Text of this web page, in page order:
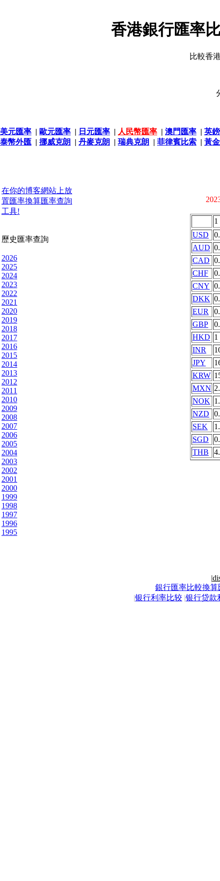
香港銀行匯率
比較香
美元匯率 | 歐元匯率 | 日元匯率 | 人民幣匯率 | 澳門匯率 | 英
泰幣外匯 | 挪威克朗 | 丹麥克朗 | 瑞典克朗 | 菲律賓比索 | 黃
在你的博客網站上放
置匯率換算匯率查詢
工具!
歷史匯率查詢
2026
2025
2024
2023
2022
2021
2020
2019
2018
2017
2016
2015
2014
2013
2012
2011
2010
2009
2008
2007
2006
2005
2004
2003
2002
2001
2000
1999
1998
1997
1996
1995
1
USD
AUD
CAD
CHF
CNY
DKK
EUR
GBP
HKD 1
INR
JPY
KRW
MXN
NOK
NZD
SEK
SGD
THB
|
銀行匯率比較換算
|银行利率比较 |银行贷款